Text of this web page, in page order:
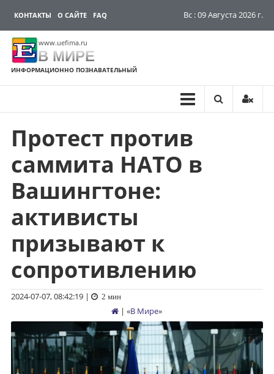
КОНТАКТЫ О САЙТЕ FAQ Вс : 09 Августа 2026 г.
www.uefima.ru
В МИРЕ
ИНФОРМАЦИОННО ПОЗНАВАТЕЛЬНЫЙ
Перейти
содержимому
Протест против
саммита НАТО в
Вашингтоне:
активисты
призывают к
сопротивлению
2024-07-07, 08:42:19| 2 мин
| «В Мире»